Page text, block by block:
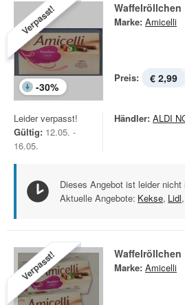
Verpasst!
-30%
Waffelröllchen
Marke: Amicelli
Preis: € 2,99
Leider verpasst!
Gültig: 12.05. -
16.05.
Händler: ALDI
Dieses Angebot ist leider nicht
Aktuelle Angebote: Kekse, Lidl,
Verpasst! Waffelröllchen
Marke: Amicelli